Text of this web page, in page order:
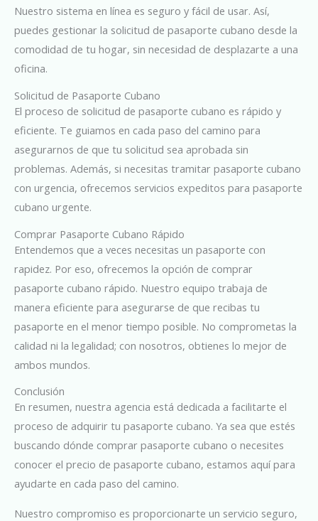
Nuestro sistema en línea es seguro y fácil de usar. Así,
puedes gestionar la solicitud de pasaporte cubano desde la
comodidad de tu hogar, sin necesidad de desplazarte a una
oficina.
Solicitud de Pasaporte Cubano
El proceso de solicitud de pasaporte cubano es rápido y
eficiente. Te guiamos en cada paso del camino para
asegurarnos de que tu solicitud sea aprobada sin
problemas. Además, si necesitas tramitar pasaporte cubano
con urgencia, ofrecemos servicios expeditos para pasaporte
cubano urgente.
Comprar Pasaporte Cubano Rápido
Entendemos que a veces necesitas un pasaporte con
rapidez. Por eso, ofrecemos la opción de comprar
pasaporte cubano rápido. Nuestro equipo trabaja de
manera eficiente para asegurarse de que recibas tu
pasaporte en el menor tiempo posible. No comprometas la
calidad ni la legalidad; con nosotros, obtienes lo mejor de
ambos mundos.
Conclusión
En resumen, nuestra agencia está dedicada a facilitarte el
proceso de adquirir tu pasaporte cubano. Ya sea que estés
buscando dónde comprar pasaporte cubano o necesites
conocer el precio de pasaporte cubano, estamos aquí para
ayudarte en cada paso del camino.
Nuestro compromiso es proporcionarte un servicio seguro,